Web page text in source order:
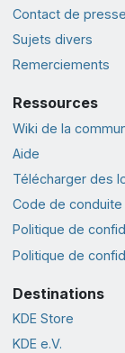
Contact de presse
Sujets divers
Remerciements
Ressources
Wiki de la
Aide
Télécharger des
Code de conduite
Politique de
Politique de
Destinations
KDE Store
KDE e.V.